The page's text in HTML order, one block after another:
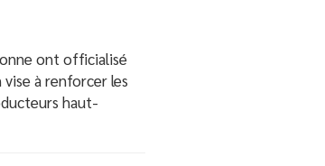
ont officialisé
à renforcer les
haut-